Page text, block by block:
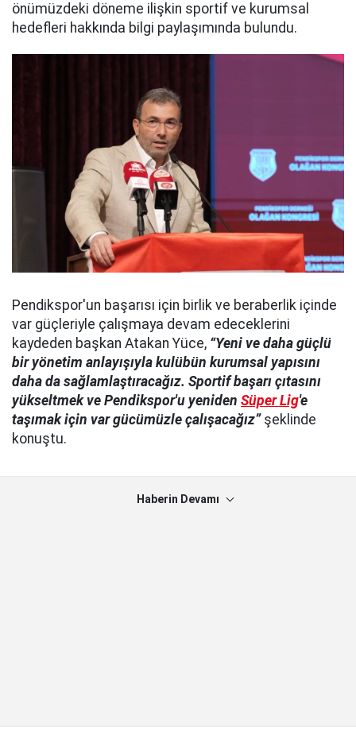
önümüzdeki döneme ilişkin sportif ve kurumsal
hedefleri hakkında bilgi paylaşımında bulundu.
Pendikspor'un başarısı için birlik ve beraberlik içinde
var güçleriyle çalışmaya devam edeceklerini
kaydeden başkan Atakan Yüce, “Yeni ve daha güçlü
bir yönetim anlayışıyla kulübün kurumsal yapısını
daha da sağlamlaştıracağız. Sportif başarı çıtasını
yükseltmek ve Pendikspor'u yeniden Süper Lig'e
taşımak için var gücümüzle çalışacağız”şeklinde
konuştu.
Haberin Devamı